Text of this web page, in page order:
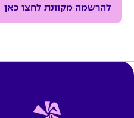
להרשמה מקוונת לחצו כאן